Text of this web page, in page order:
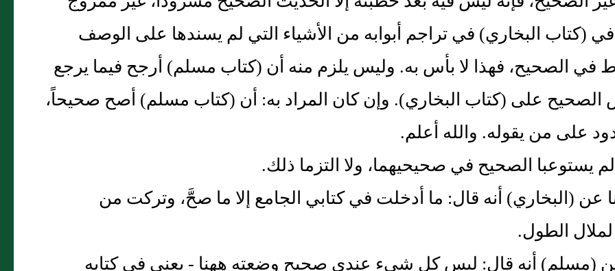
‏(‏كتاب البخاري‏)‏ في تراجم أبوابه من الأشياء التي لم يسندها على الوصف
في الصحيح، فهذا لا بأس به‏.‏ وليس يلزم منه أن ‏(‏كتاب مسلم‏)‏ أرجح فيما يرجع
على ‏(‏كتاب البخاري‏)‏‏.‏ وإن كان المراد به‏:‏ أن ‏(‏كتاب مسلم‏)‏ أصح صحيحاً،
على من يقوله‏.‏ والله أعلم‏.‏
لم يستوعبا الصحيح في صحيحيهما، ولا التزما ذلك‏.‏
عن ‏(‏البخاري‏)‏ أنه قال‏:‏ ما أدخلت في كتابي الجامع إلا ما صحَّ، وتركت من
الطول‏.‏